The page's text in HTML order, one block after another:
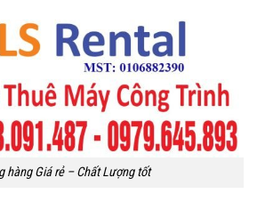
hàng Giá rẻ – Chất Lượng tốt